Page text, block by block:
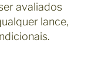
avaliados
lance,